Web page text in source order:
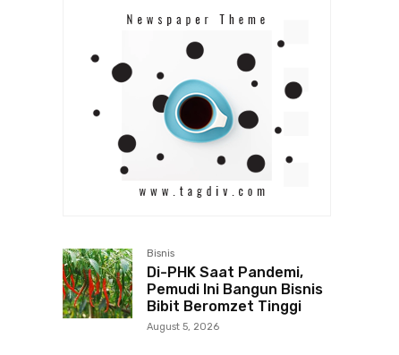
Bisnis
Di-PHK Saat Pandemi,
Pemudi Ini Bangun Bisnis
Bibit Beromzet Tinggi
August 5, 2026